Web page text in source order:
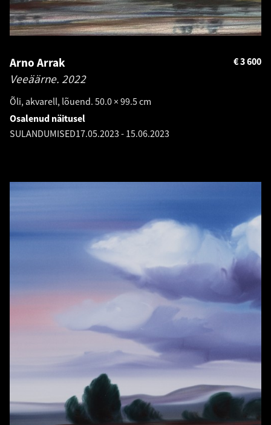
Arno Arrak
Veeäärne. 2022
Õli, akvarell, lõuend. 50.0 × 99.5 cm
3 600
€
Osalenud näitusel
SULANDUMISED17.05.2023 - 15.06.2023